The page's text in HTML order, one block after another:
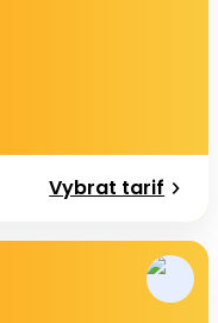
Vybrat tarif